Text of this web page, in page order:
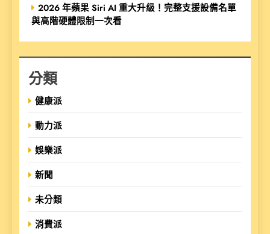
2026 年蘋果 Siri AI 重大升級！完整支援設備名單
與高階硬體限制一次看
分類
健康派
動力派
娛樂派
新聞
未分類
消費派